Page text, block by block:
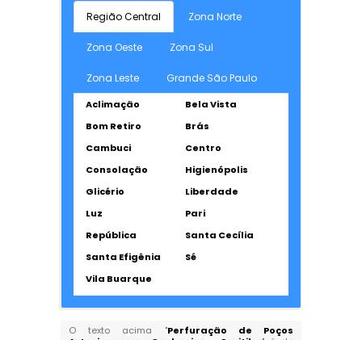
Região Central Zona Norte
Zona Oeste Zona Sul
Zona Leste Grande São Paulo
Aclimação
Bela Vista
Bom Retiro
Brás
Cambuci
Centro
Consolação
Higienópolis
Glicério
Liberdade
Luz
Pari
República
Santa Cecília
Santa Efigênia
Sé
Vila Buarque
O texto acima "Perfuração de Poços